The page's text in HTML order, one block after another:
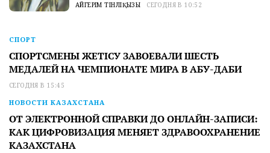
АЙГЕРІМ ТІНӘЛІҚЫЗЫ СЕГОДНЯ В 10:52
СПОРТ
СПОРТСМЕНЫ ЖЕТІСУ ЗАВОЕВАЛИ ШЕСТЬ
МЕДАЛЕЙ НА ЧЕМПИОНАТЕ МИРА В АБУ-ДАБИ
СЕГОДНЯ В 15:45
НОВОСТИ КАЗАХСТАНА
ОТ ЭЛЕКТРОННОЙ СПРАВКИ ДО ОНЛАЙН-ЗАПИСИ:
КАК ЦИФРОВИЗАЦИЯ МЕНЯЕТ ЗДРАВООХРАНЕНИЕ
КАЗАХСТАНА